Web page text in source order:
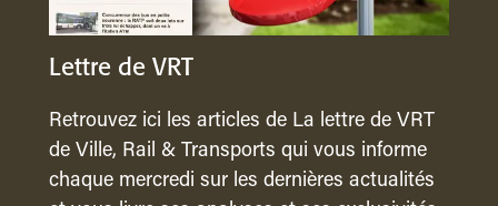
Lettre de VRT
Retrouvez ici les articles de La lettre de VRT
de Ville, Rail & Transports qui vous informe
chaque mercredi sur les dernières actualités